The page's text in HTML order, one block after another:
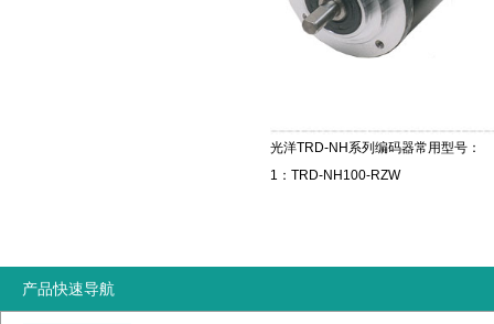
光洋TRD-NH系列编码器常用型号：
1： TRD-NH100-RZW
产品快速导航